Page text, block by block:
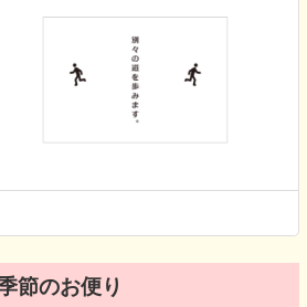
節のお便り